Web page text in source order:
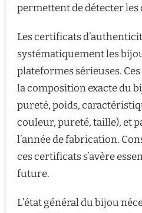
permettent de détecter
Les certificats
systématiquement les
plateformes sérieuses.
la composition exacte du
pureté, poids,
couleur, pureté, taille), et
l’année de fabrication.
ces certificats s’avère
future.
L’état général du bijou